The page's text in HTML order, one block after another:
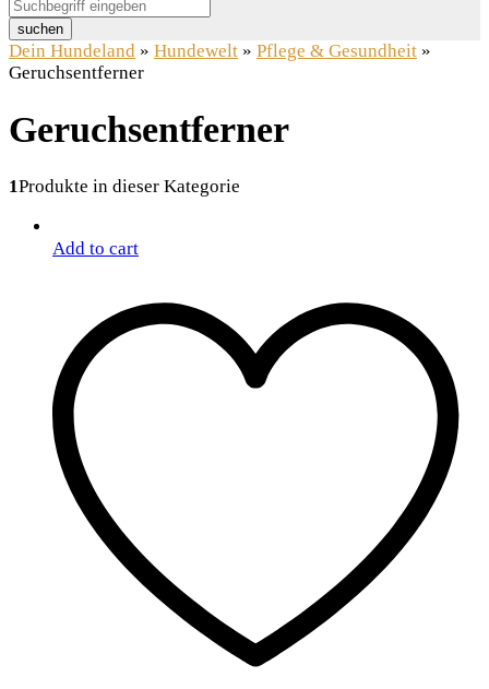
suchen
Dein Hundeland » Hundewelt » Pflege & Gesundheit »
Geruchsentferner
Geruchsentferner
1Produkte in dieser Kategorie
Add to cart